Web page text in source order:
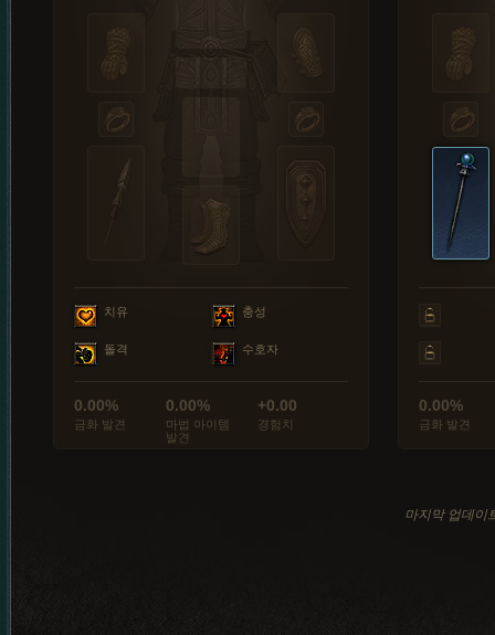
치유 충성
돌격 수호자
0.00%
금화 발견
0.00%
마법 아이템
발견
+0.00
경험치
0.00%
금화 발견
마지막 업데이